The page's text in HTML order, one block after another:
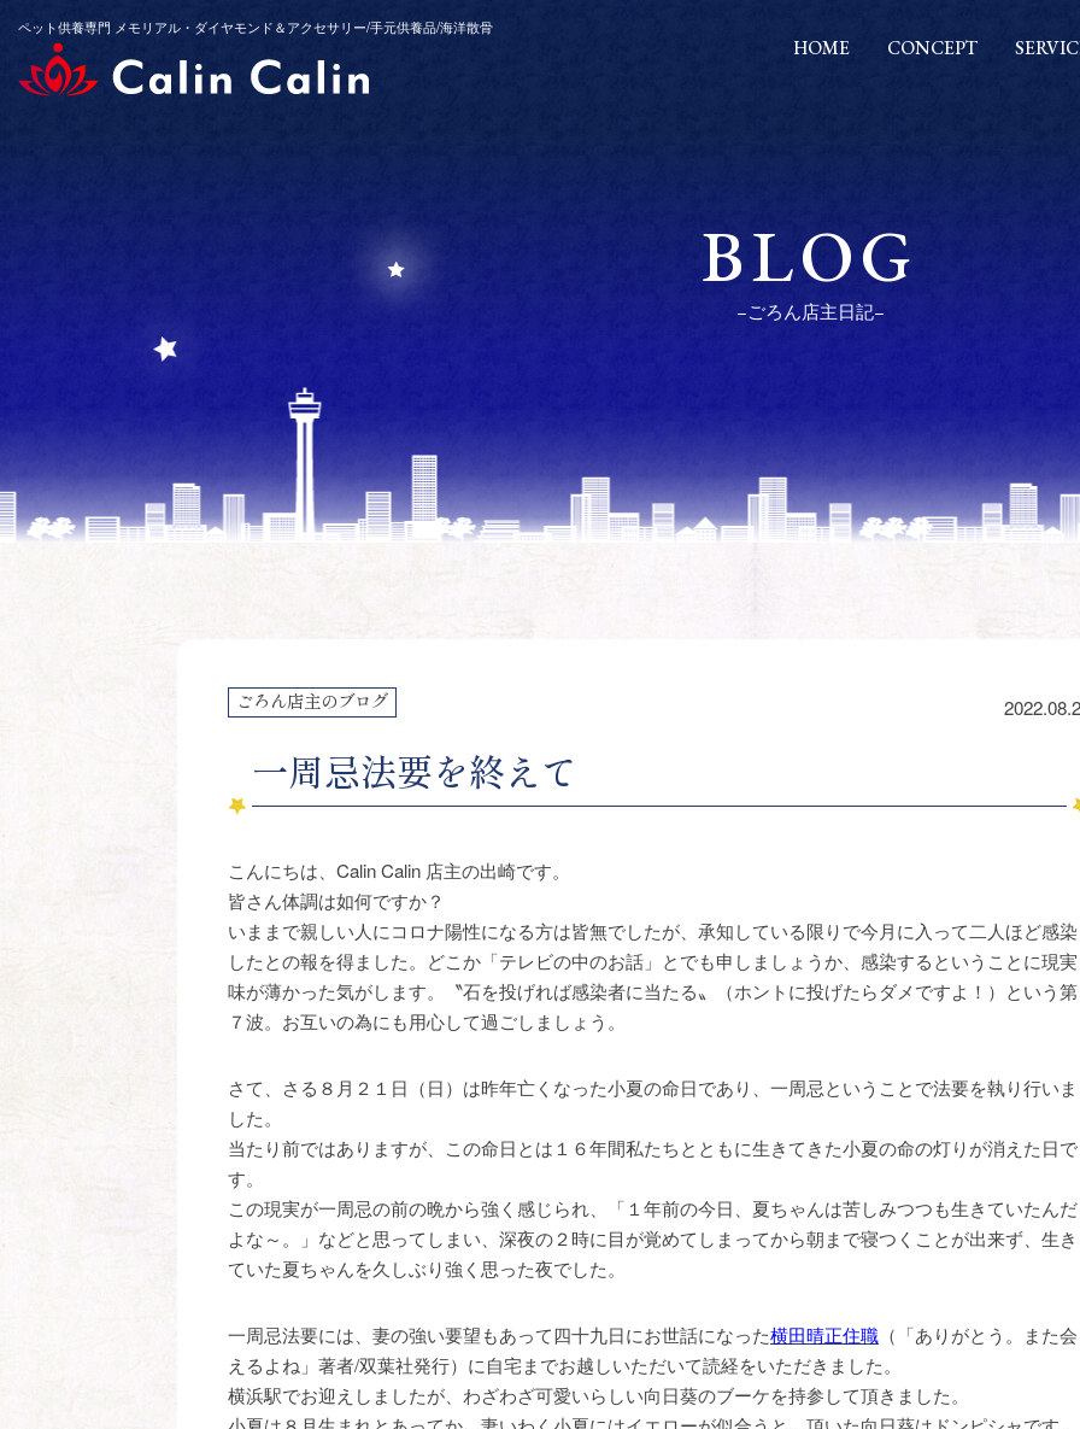
ペット供養専門 メモリアル・ダイヤモンド＆アクセサリー/手元供養品/海洋散骨
HOME CONCEPT
BLOG
−ごろん店主日記−
ごろん店主のブログ
一周忌法要を終えて
こんにちは、Calin Calin 店主の出崎です。
皆さん体調は如何ですか？
いままで親しい人にコロナ陽性になる方は皆無でしたが、承知している限りで今月に入って二人ほど感染
したとの報を得ました。どこか「テレビの中のお話」とでも申しましょうか、感染するということに現実
味が薄かった気がします。〝石を投げれば感染者に当たる〟（ホントに投げたらダメですよ！）という第
７波。お互いの為にも用心して過ごしましょう。
さて、さる８月２１日（日）は昨年亡くなった小夏の命日であり、一周忌ということで法要を執り行いま
した。
当たり前ではありますが、この命日とは１６年間私たちとともに生きてきた小夏の命の灯りが消えた日で
す。
この現実が一周忌の前の晩から強く感じられ、「１年前の今日、夏ちゃんは苦しみつつも生きていたんだ
よな～。」などと思ってしまい、深夜の２時に目が覚めてしまってから朝まで寝つくことが出来ず、生き
ていた夏ちゃんを久しぶり強く思った夜でした。
一周忌法要には、妻の強い要望もあって四十九日にお世話になった横田晴正住職 （「ありがとう。また会
えるよね」著者/双葉社発行）に自宅までお越しいただいて読経をいただきました。
横浜駅でお迎えしましたが、わざわざ可愛いらしい向日葵のブーケを持参して頂きました。